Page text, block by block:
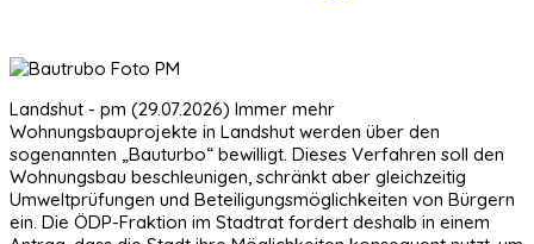
Landshut - pm (29.07.2026) Immer mehr
Wohnungsbauprojekte in Landshut werden über den
sogenannten „Bauturbo“ bewilligt. Dieses Verfahren soll den
Wohnungsbau beschleunigen, schränkt aber gleichzeitig
Umweltprüfungen und Beteiligungsmöglichkeiten von Bürgern
ein. Die ÖDP-Fraktion im Stadtrat fordert deshalb in einem